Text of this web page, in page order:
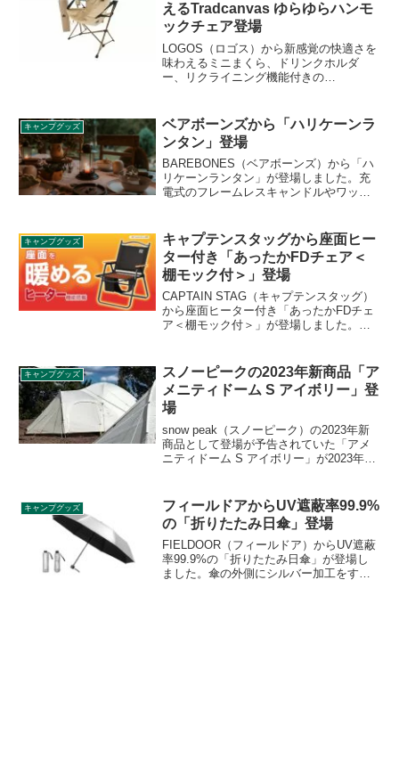
えるTradcanvas ゆらゆらハンモ
ックチェア登場
LOGOS（ロゴス）から新感覚の快適さを
味わえるミニまくら、ドリンクホルダ
ー、リクライニング機能付きの
解できる組立て式で、コンパクトに収納
可能です。詳細をレビューします。
キャンプグッズ
ベアボーンズから「ハリケーンラ
ンタン」登場
BAREBONES（ベアボーンズ）から「ハ
リケーンランタン」が登場しました。充
電式のフレームレスキャンドルやワック
囲気を手軽に演出できるランタンです。
詳細をレビューします。
キャンプグッズ
キャプテンスタッグから座面ヒー
ター付き「あったかFDチェア＜
棚モック付＞」登場
CAPTAIN STAG（キャプテンスタッグ）
から座面ヒーター付き「あったかFDチェ
ア＜棚モック付＞」が登場しました。座
約80mmの薄型設計で、持ち運びに便利な
ハンドル機能も備えています。詳細をレ
ビューします。
キャンプグッズ
スノーピークの2023年新商品「ア
メニティドーム S アイボリー」登
場
snow peak（スノーピーク）の2023年新
商品として登場が予告されていた「アメ
ニティドーム S アイボリー」が2023年4
がいよいよ日本でも通常販売されます。
詳細をレビューします。
キャンプグッズ
フィールドアからUV遮蔽率99.9%
の「折りたたみ日傘」登場
FIELDOOR（フィールドア）からUV遮蔽
率99.9%の「折りたたみ日傘」が登場し
ました。傘の外側にシルバー加工をする